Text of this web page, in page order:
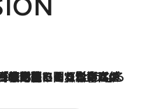
られない…」「サーチャージ料の高値が続いている」ホルムズ海峡封鎖による影響はいつまで続く？《エネルギー専門家に聞く“どうなる日本の暮らし”》